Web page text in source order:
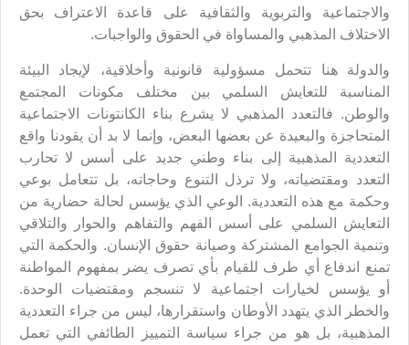
والاجتماعية والتربوية والثقافية على قاعدة الاعتراف بحق
الاختلاف المذهبي والمساواة في الحقوق والواجبات.
والدولة هنا تتحمل مسؤولية قانونية وأخلاقية، لإيجاد البيئة
المناسبة للتعايش السلمي بين مختلف مكونات المجتمع
والوطن. فالتعدد المذهبي لا يشرع بناء الكانتونات الاجتماعية
المتحاجزة والبعيدة عن بعضها البعض، وإنما لا بد أن يقودنا واقع
التعددية المذهبية إلى بناء وطني جديد على أسس لا تحارب
التعدد ومقتضياته، ولا ترذل التنوع وحاجاته، بل تتعامل بوعي
وحكمة مع هذه التعددية. الوعي الذي يؤسس لحالة حضارية من
التعايش السلمي على أسس الفهم والتفاهم والحوار والتلاقي
وتنمية الجوامع المشتركة وصيانة حقوق الإنسان. والحكمة التي
تمنع اندفاع أي طرف للقيام بأي تصرف يضر بمفهوم المواطنة
أو يؤسس لخيارات اجتماعية لا تنسجم ومقتضيات الوحدة.
والخطر الذي يتهدد الأوطان واستقرارها، ليس من جراء التعددية
المذهبية، بل هو من جراء سياسة التمييز الطائفي التي تعمل